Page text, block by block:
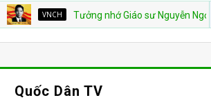
VNCH Tưởng nhớ Giáo sư Nguyễn Ngọc Huy
Quốc Dân TV